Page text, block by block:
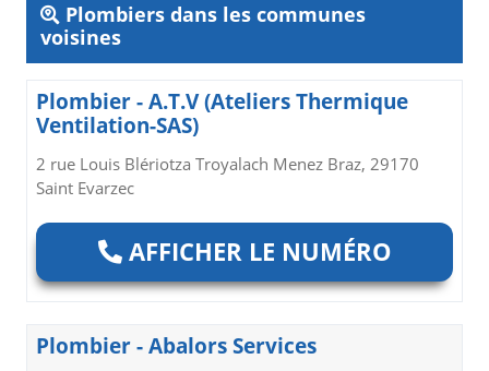
Plombiers dans les communes
voisines
Plombier - A.T.V (Ateliers Thermique
Ventilation-SAS)
2 rue Louis Blériotza Troyalach Menez Braz, 29170
Saint Evarzec
AFFICHER LE NUMÉRO
Plombier - Abalors Services